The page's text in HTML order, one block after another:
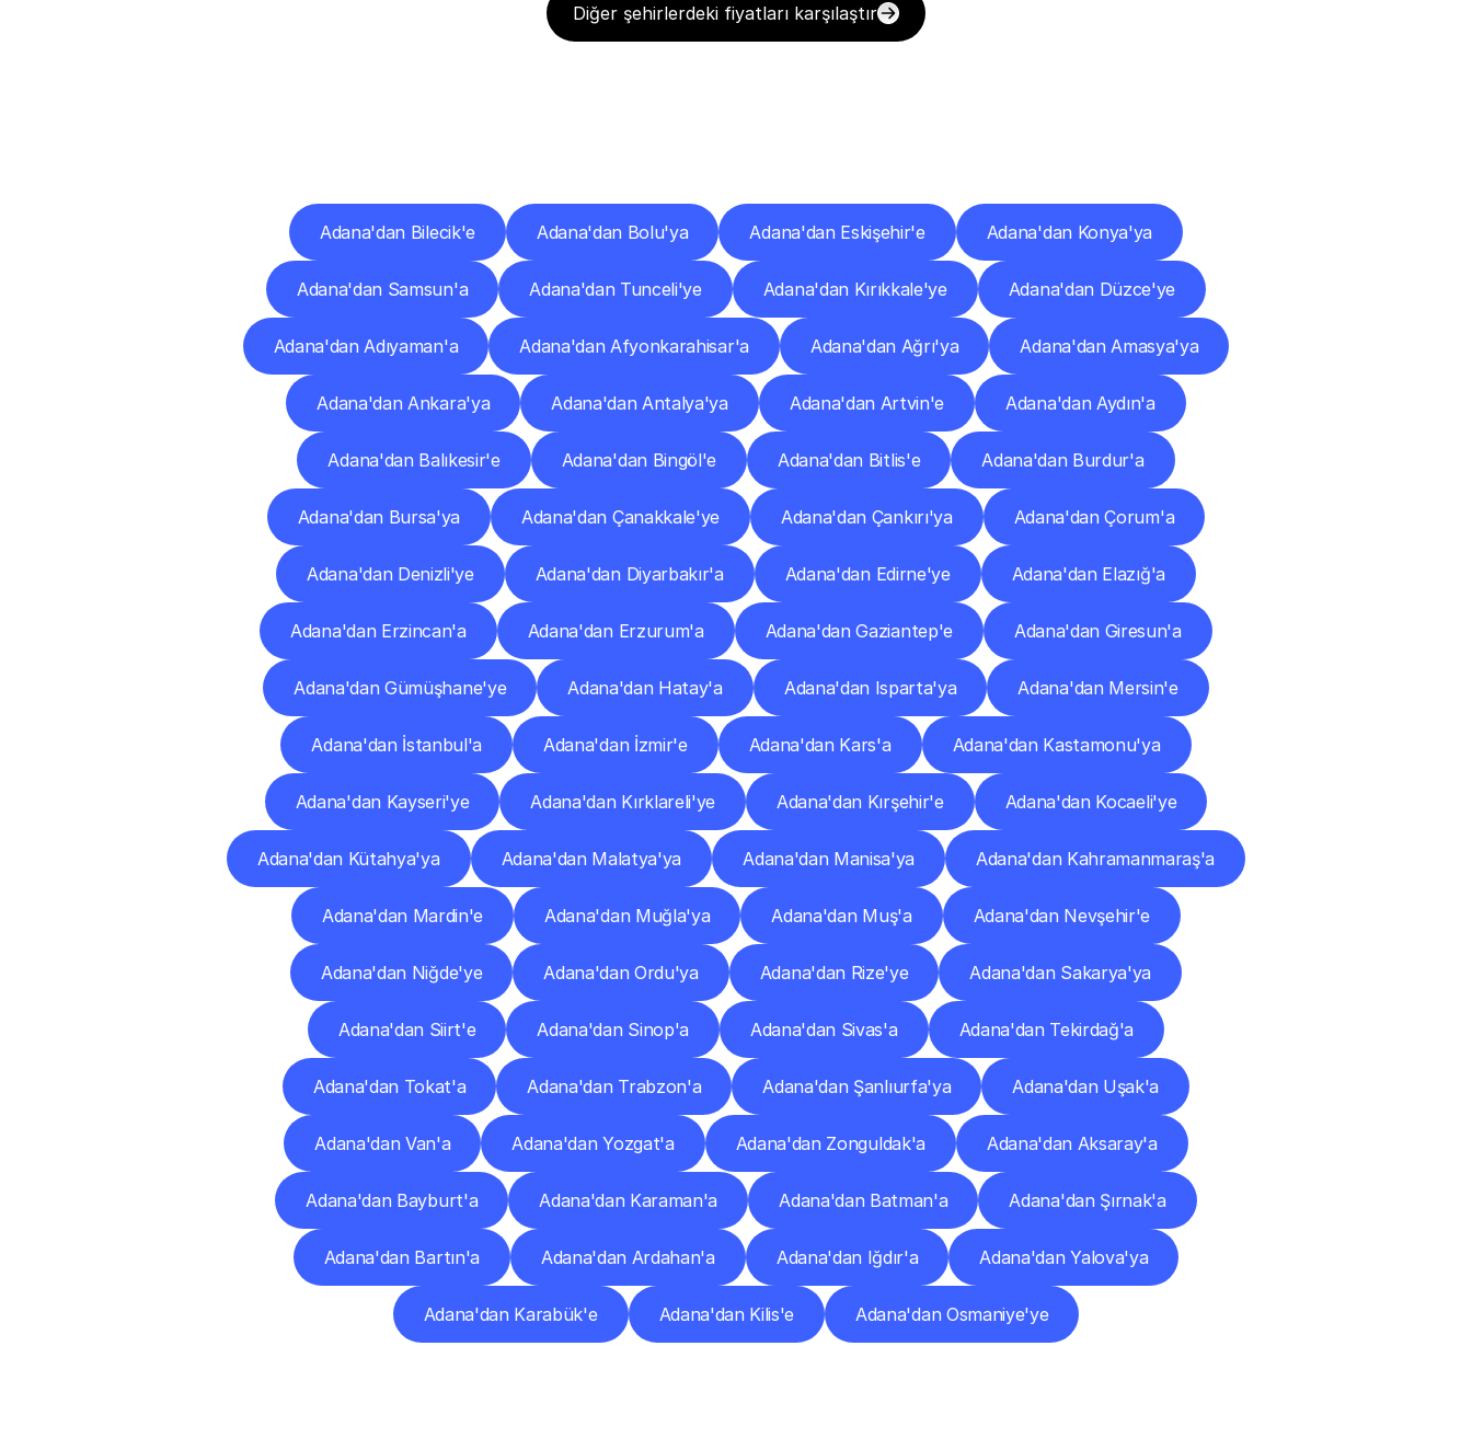
Diğer şehirlerdeki fiyatları karşılaştır
Adana'dan Bilecik'e Adana'dan Bolu'ya Adana'dan Eskişehir'e Adana'dan Konya'ya
Adana'dan Samsun'a Adana'dan Tunceli'ye Adana'dan Kırıkkale'ye Adana'dan Düzce'ye
Adana'dan Adıyaman'a Adana'dan Afyonkarahisar'a Adana'dan Ağrı'ya Adana'dan Amasya'ya
Adana'dan Ankara'ya Adana'dan Antalya'ya Adana'dan Artvin'e Adana'dan Aydın'a
Adana'dan Balıkesir'e Adana'dan Bingöl'e Adana'dan Bitlis'e Adana'dan Burdur'a
Adana'dan Bursa'ya Adana'dan Çanakkale'ye Adana'dan Çankırı'ya Adana'dan Çorum'a
Adana'dan Denizli'ye Adana'dan Diyarbakır'a Adana'dan Edirne'ye Adana'dan Elazığ'a
Adana'dan Erzincan'a Adana'dan Erzurum'a Adana'dan Gaziantep'e Adana'dan Giresun'a
Adana'dan Gümüşhane'ye Adana'dan Hatay'a Adana'dan Isparta'ya Adana'dan Mersin'e
Adana'dan İstanbul'a Adana'dan İzmir'e Adana'dan Kars'a Adana'dan Kastamonu'ya
Adana'dan Kayseri'ye Adana'dan Kırklareli'ye Adana'dan Kırşehir'e Adana'dan Kocaeli'ye
Adana'dan Kütahya'ya Adana'dan Malatya'ya Adana'dan Manisa'ya Adana'dan Kahramanmaraş'a
Adana'dan Mardin'e Adana'dan Muğla'ya Adana'dan Muş'a Adana'dan Nevşehir'e
Adana'dan Niğde'ye Adana'dan Ordu'ya Adana'dan Rize'ye Adana'dan Sakarya'ya
Adana'dan Siirt'e Adana'dan Sinop'a Adana'dan Sivas'a Adana'dan Tekirdağ'a
Adana'dan Tokat'a Adana'dan Trabzon'a Adana'dan Şanlıurfa'ya Adana'dan Uşak'a
Adana'dan Van'a Adana'dan Yozgat'a Adana'dan Zonguldak'a Adana'dan Aksaray'a
Adana'dan Bayburt'a Adana'dan Karaman'a Adana'dan Batman'a Adana'dan Şırnak'a
Adana'dan Bartın'a Adana'dan Ardahan'a Adana'dan Iğdır'a Adana'dan Yalova'ya
Adana'dan Karabük'e Adana'dan Kilis'e Adana'dan Osmaniye'ye